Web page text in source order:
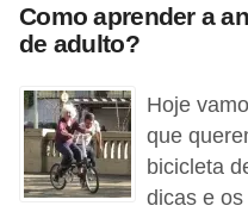
Como aprender a
de adulto?
Hoje
que
bicicleta
dicas e
e
í
s
i